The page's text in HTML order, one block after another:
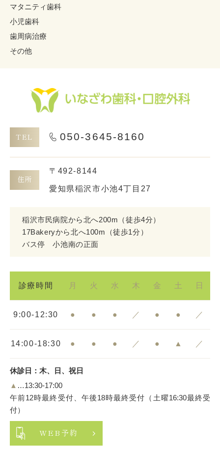
マタニティ歯科
小児歯科
歯周病治療
その他
TEL 050-3645-8160
住所
〒492-8144
愛知県稲沢市小池4丁目27
稲沢市民病院から北へ200m （徒歩4分）
17Bakeryから北へ100m（徒歩1分）
バス停 小池南の正面
診療時間 月 火 水 木 金 土 日
9:00-12:30 ● ● ● ／ ● ● ／
14:00-18:30 ● ● ● ／ ● ▲ ／
休診日：木、日、祝日
▲ …13:30-17:00
午前12時最終受付、午後18時最終受付（土曜16:30最終受
付）
WEB予約